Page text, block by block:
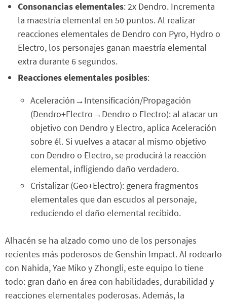
Consonancias elementales: 2x Dendro. Incrementa
la maestría elemental en 50 puntos. Al realizar
reacciones elementales de Dendro con Pyro, Hydro o
Electro, los personajes ganan maestría elemental
extra durante 6 segundos.
Reacciones elementales posibles:
Aceleración→Intensificación/Propagación
(Dendro+Electro→Dendro o Electro): al atacar un
objetivo con Dendro y Electro, aplica Aceleración
sobre él. Si vuelves a atacar al mismo objetivo
con Dendro o Electro, se producirá la reacción
elemental, infligiendo daño verdadero.
Cristalizar (Geo+Electro): genera fragmentos
elementales que dan escudos al personaje,
reduciendo el daño elemental recibido.
Alhacén se ha alzado como uno de los personajes
recientes más poderosos de Genshin Impact. Al rodearlo
con Nahida, Yae Miko y Zhongli, este equipo lo tiene
todo: gran daño en área con habilidades, durabilidad y
reacciones elementales poderosas. Además, la